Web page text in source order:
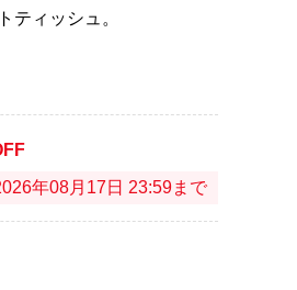
ティッシュ。
年08月17日 23:59まで